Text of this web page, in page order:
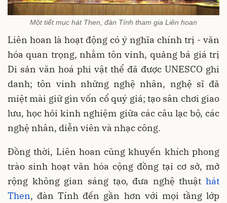
Một tiết mục hát Then, đàn Tính tham gia Liên hoan
Liên hoan là hoạt động có ý nghĩa chính trị - văn
hóa quan trọng, nhằm tôn vinh, quảng bá giá trị
Di sản văn hoá phi vật thể đã được UNESCO ghi
danh; tôn vinh những nghệ nhân, nghệ sĩ đã
miệt mài giữ gìn vốn cổ quý giá; tạo sân chơi giao
lưu, học hỏi kinh nghiệm giữa các câu lạc bộ, các
nghệ nhân, diễn viên và nhạc công.
Đồng thời, Liên hoan cũng khuyến khích phong
trào sinh hoạt văn hóa cộng đồng tại cơ sở, mở
rộng không gian sáng tạo, đưa nghệ thuật hát
Then, đàn Tính đến gần hơn với mọi tầng lớp